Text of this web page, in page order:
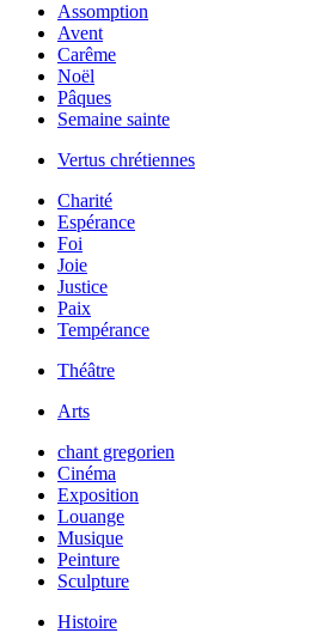
Assomption
Avent
Carême
Noël
Pâques
Semaine sainte
Vertus chrétiennes
Charité
Espérance
Foi
Joie
Justice
Paix
Tempérance
Théâtre
Arts
chant gregorien
Cinéma
Exposition
Louange
Musique
Peinture
Sculpture
Histoire